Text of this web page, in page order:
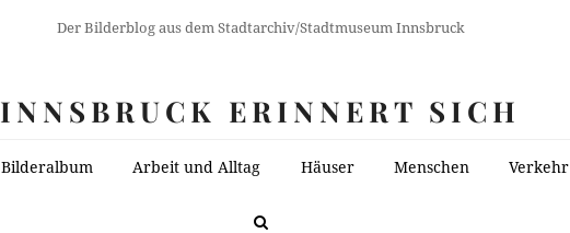
Der Bilderblog aus dem Stadtarchiv/Stadtmuseum Innsbruck
INNSBRUCK ERINNERT SICH
Bilderalbum Arbeit und Alltag Häuser Menschen Verkehr